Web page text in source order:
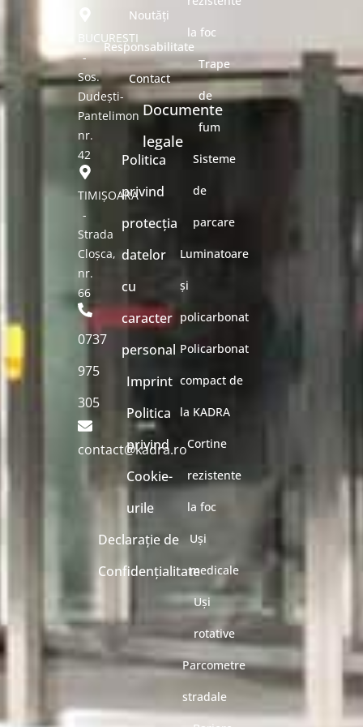
BUCUREȘTI
-
Sos.
Dudești-
Pantelimon
nr.
42
TIMIȘOARA
-
Strada
Cloșca,
nr.
66
0737
975
305
contact@kadra.ro
Noutăți
Responsabilitate
Contact
Documente
legale
Politica
privind
protecția
datelor
cu
caracter
personal
Imprint
Politica
privind
Cookie-
urile
Declarație de
Confidențialitate
la foc
Trape
de
fum
Sisteme
de
parcare
Luminatoare
și
policarbonat
Policarbonat
compact de
la KADRA
Cortine
rezistente
la foc
Uși
medicale
Uși
rotative
Parcometre
stradale